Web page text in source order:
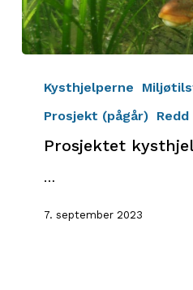
kysthjelperne
Kysthjelperne
Prosjekt (pågår)
Prosjektet
…
7. september 2023